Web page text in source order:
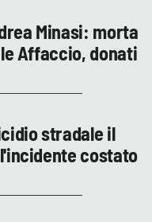
Minasi: morta
Affaccio, donati
stradale il
costato